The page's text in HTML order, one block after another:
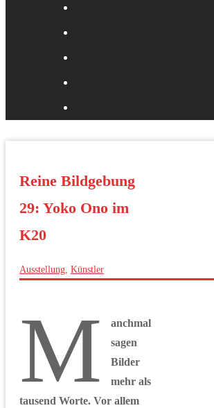
Reine Bildgebung
29: Yoko Ono im
K20
Ausstellung, Künstler
M
anchmal
sagen
Bilder
mehr als
tausend Worte. Vor allem